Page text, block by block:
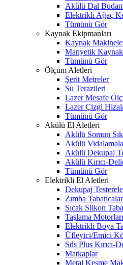
Akülü Dal
Elektrikli Ağaç
Tümünü Gör
Kaynak Ekipmanları
Kaynak
Manyetik
Tümünü Gör
Ölçüm Aletleri
Şerit Metreler
Su Terazileri
Lazer Mesafe
Lazer Çizgi
Tümünü Gör
Akülü El Aletleri
Akülü Somun
Akülü
Akülü Dekupaj
Akülü Kırıcı-
Tümünü Gör
Elektrikli El Aletleri
Dekupaj
Zımba
Sıcak Slikon
Taşlama Motorları
Elektrikli Boya
Üfleyici/Emici
Sds Plus Kırıcı-
Matkaplar
Metal Kesme